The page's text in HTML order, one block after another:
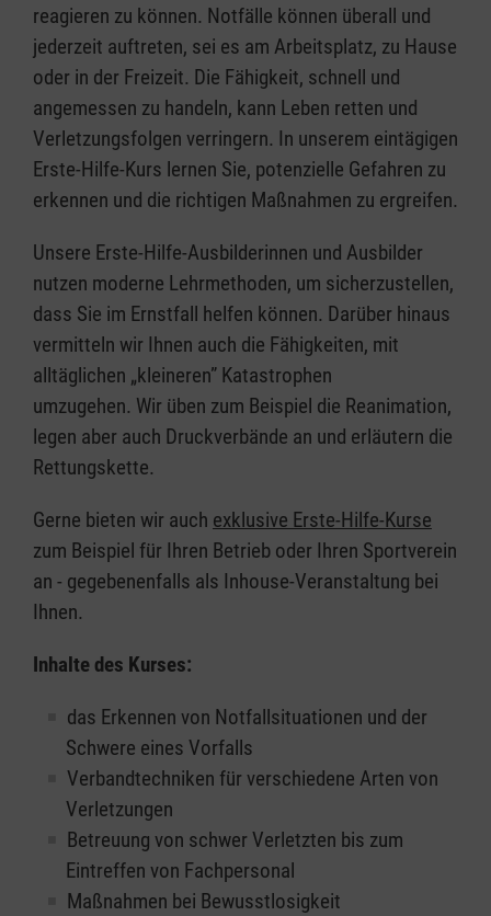
reagieren zu können. Notfälle können überall und
jederzeit auftreten, sei es am Arbeitsplatz, zu Hause
oder in der Freizeit. Die Fähigkeit, schnell und
angemessen zu handeln, kann Leben retten und
Verletzungsfolgen verringern. In unserem eintägigen
Erste-Hilfe-Kurs lernen Sie, potenzielle Gefahren zu
erkennen und die richtigen Maßnahmen zu ergreifen.
Unsere Erste-Hilfe-Ausbilderinnen und Ausbilder
nutzen moderne Lehrmethoden, um sicherzustellen,
dass Sie im Ernstfall helfen können. Darüber hinaus
vermitteln wir Ihnen auch die Fähigkeiten, mit
alltäglichen „kleineren” Katastrophen
umzugehen. Wir üben zum Beispiel die Reanimation,
legen aber auch Druckverbände an und erläutern die
Rettungskette.
Gerne bieten wir auch exklusive Erste-Hilfe-Kurse
zum Beispiel für Ihren Betrieb oder Ihren Sportverein
an - gegebenenfalls als Inhouse-Veranstaltung bei
Ihnen.
Inhalte des Kurses:
das Erkennen von Notfallsituationen und der
Schwere eines Vorfalls
Verbandtechniken für verschiedene Arten von
Verletzungen
Betreuung von schwer Verletzten bis zum
Eintreffen von Fachpersonal
Maßnahmen bei Bewusstlosigkeit